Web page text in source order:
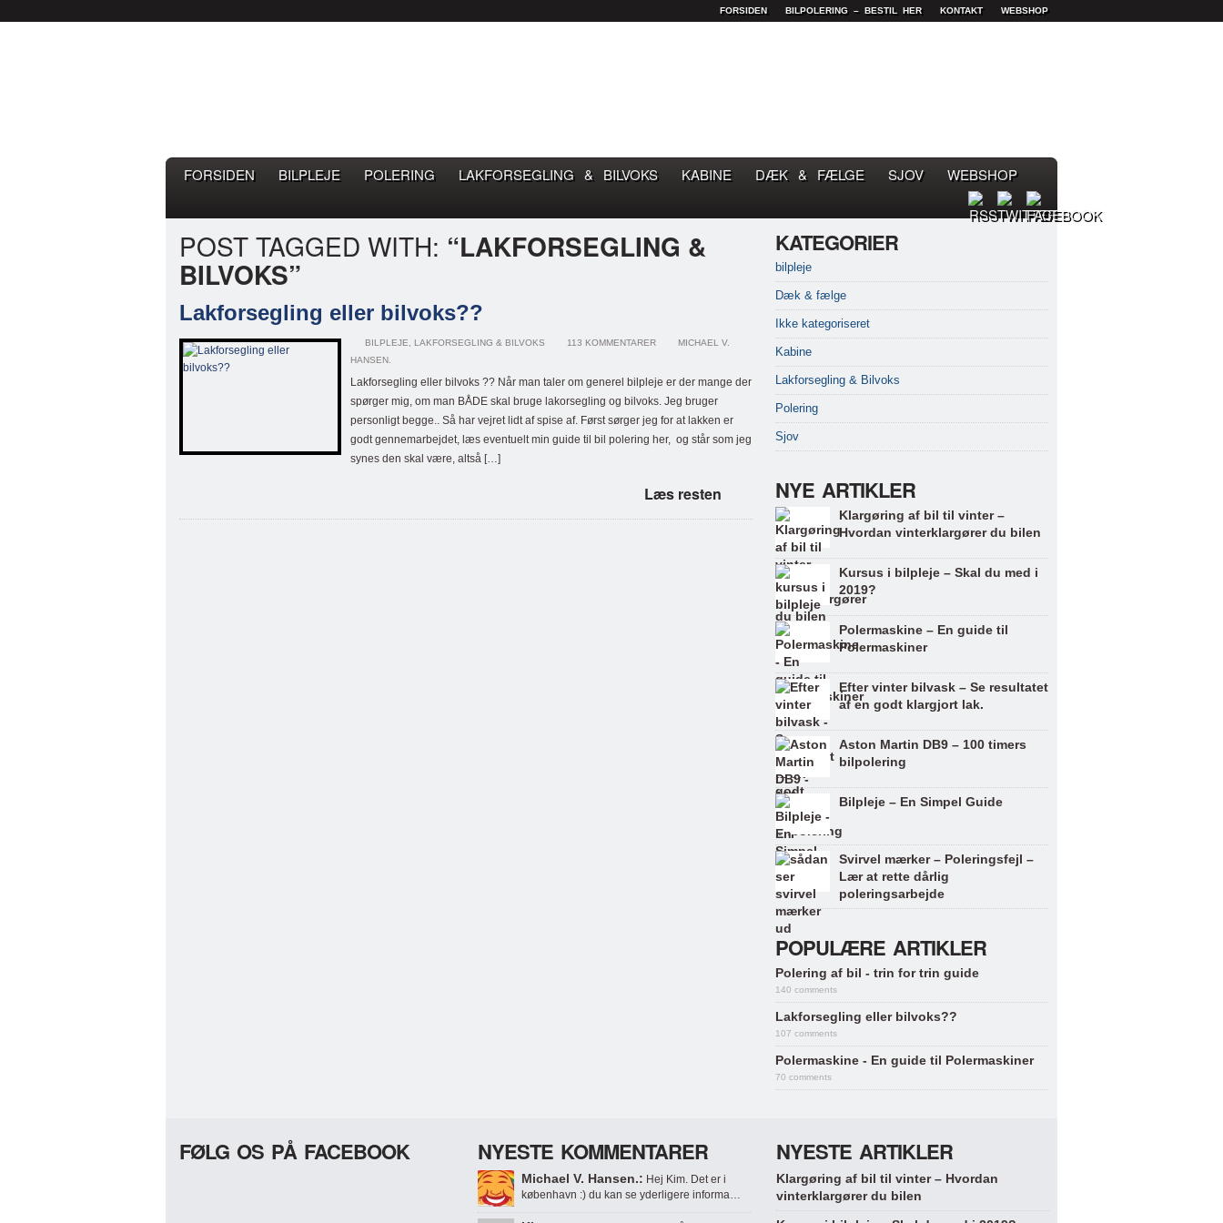
FORSIDEN BILPOLERING – BESTIL HER KONTAKT WEBSHOP
FORSIDEN BILPLEJE POLERING LAKFORSEGLING & BILVOKS KABINE DÆK & FÆLGE SJOV WEBSHOP
POST TAGGED WITH: “LAKFORSEGLING &
BILVOKS”
Lakforsegling eller bilvoks??
BILPLEJE LAKFORSEGLING & BILVOKS 113 KOMMENTARER
MICHAEL V.
HANSEN.
Lakforsegling eller bilvoks ?? Når man taler om generel bilpleje er der mange der
spørger mig, om man BÅDE skal bruge lakorsegling og bilvoks. Jeg bruger
personligt begge.. Så har vejret lidt af spise af. Først sørger jeg for at lakken er
godt gennemarbejdet, læs eventuelt min guide til bil polering her, og står som jeg
synes den skal være, altså […]
Læs resten
KATEGORIER
bilpleje
Dæk & fælge
Ikke kategoriseret
Kabine
Lakforsegling & Bilvoks
Polering
Sjov
NYE ARTIKLER
Klargøring af bil til vinter –
Hvordan vinterklargører du bilen
Kursus i bilpleje – Skal du med i
2019?
Polermaskine – En guide til
Polermaskiner
Efter vinter bilvask – Se resultatet
af en godt klargjort lak.
Aston Martin DB9 – 100 timers
bilpolering
Bilpleje – En Simpel Guide
Svirvel mærker – Poleringsfejl –
Lær at rette dårlig
poleringsarbejde
POPULÆRE ARTIKLER
Polering af bil - trin for trin guide
140 comments
Lakforsegling eller bilvoks??
107 comments
Polermaskine - En guide til Polermaskiner
70 comments
FØLG OS PÅ FACEBOOK NYESTE KOMMENTARER
Michael V. Hansen.: Hej Kim. Det er i
københavn :) du kan se yderligere informa…
NYESTE ARTIKLER
Klargøring af bil til vinter – Hvordan
vinterklargører du bilen